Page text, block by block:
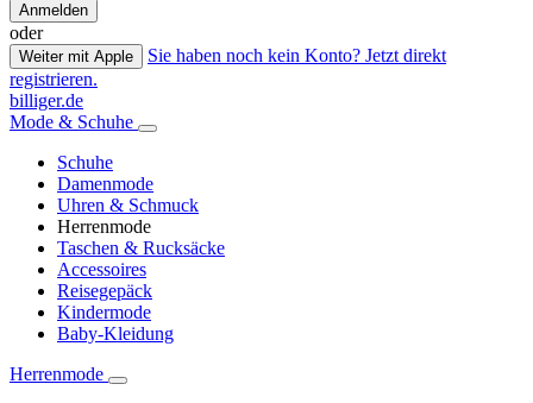
Anmelden
oder
Weiter mit Apple
Sie haben noch kein Konto? Jetzt direkt
registrieren.
billiger.de
Mode & Schuhe
Schuhe
Damenmode
Uhren & Schmuck
Herrenmode
Taschen & Rucksäcke
Accessoires
Reisegepäck
Kindermode
Baby-Kleidung
Herrenmode